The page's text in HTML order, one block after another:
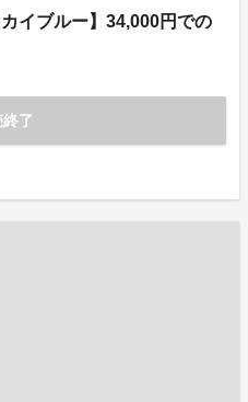
イブルー】34,000円での
終了